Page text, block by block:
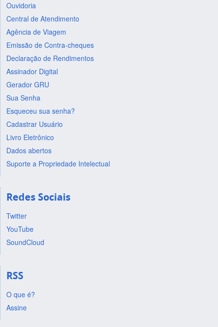
Ouvidoria
Central de Atendimento
Agência de Viagem
Emissão de Contra-cheques
Declaração de Rendimentos
Assinador Digital
Gerador GRU
Sua Senha
Esqueceu sua senha?
Cadastrar Usuário
Livro Eletrônico
Dados abertos
Suporte a Propriedade Intelectual
Redes Sociais
Twitter
YouTube
SoundCloud
RSS
O que é?
Assine